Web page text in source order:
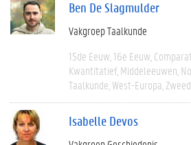
Ben De Slagmulder
Vakgroep Taalkunde
15de Eeuw 16e Eeuw
Kwantitatief Middeleeuwen
Taalkunde West-Europa
Isabelle Devos